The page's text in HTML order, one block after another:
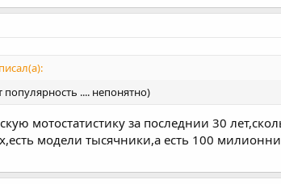
популярность .... непонятно)
мотостатистику за последнии 30
модели тысячники,а есть 100